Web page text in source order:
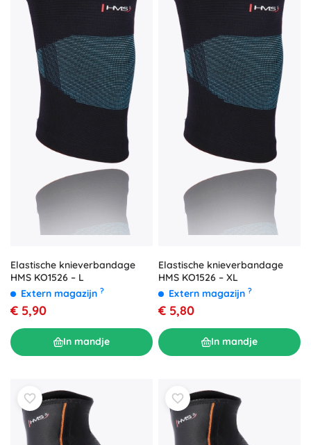
Elastische knieverbandage
HMS KO1526 – L
Extern magazijn ?
€ 5,90
In mandje
Elastische knieverbandage
HMS KO1526 – XL
Extern magazijn ?
€ 5,80
In mandje